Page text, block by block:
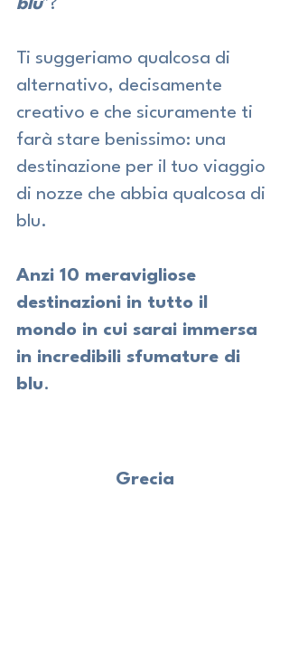
blu"?
Ti suggeriamo qualcosa di
alternativo, decisamente
creativo e che sicuramente ti
farà stare benissimo: una
destinazione per il tuo viaggio
di nozze che abbia qualcosa di
blu.
Anzi 10 meravigliose
destinazioni in tutto il
mondo in cui sarai immersa
in incredibili sfumature di
blu.
Grecia